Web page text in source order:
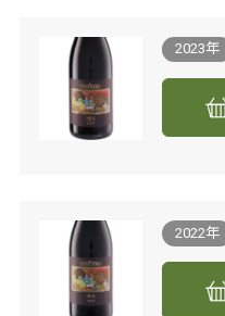
2023年
2022年